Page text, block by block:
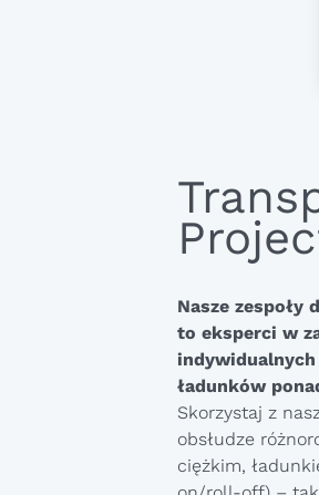
Nasze zespoły
to eksperci w
ładunków
Skorzystaj z
obsłudze
ciężkim,